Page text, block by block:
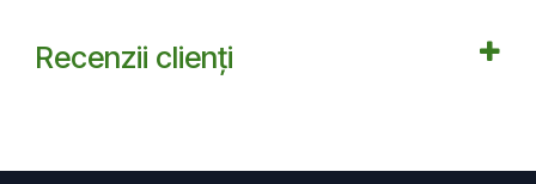
Recenzii clienți